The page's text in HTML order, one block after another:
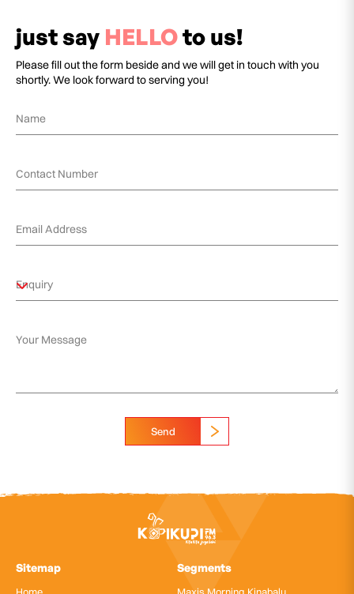
just say HELLOto us!
Please fill out the form beside and we will get in touch with you
shortly. We look forward to serving you!
Send
Sitemap Segments